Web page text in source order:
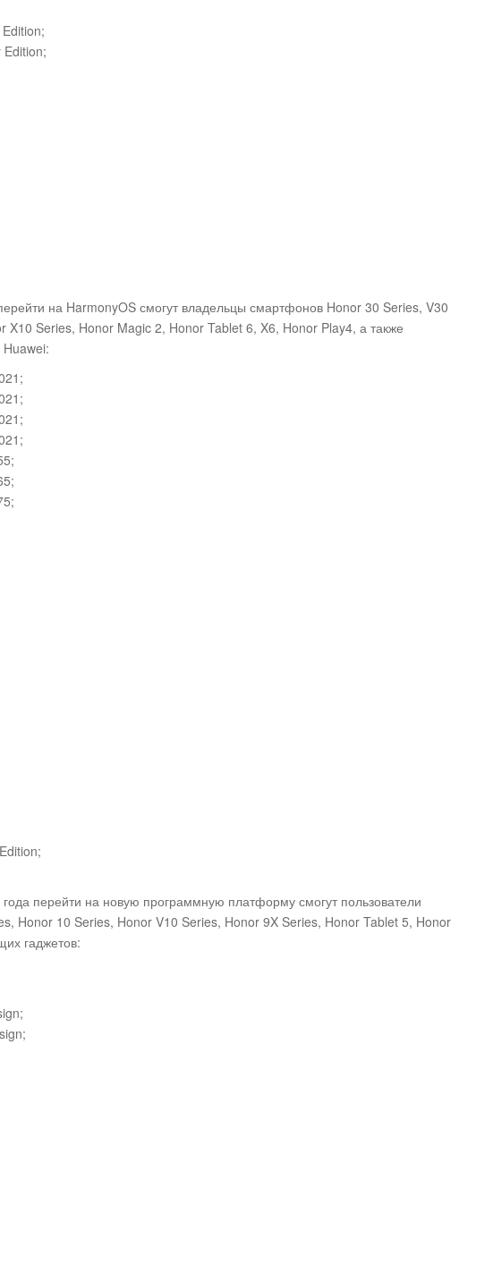
Edition;
на HarmonyOS смогут владельцы смартфонов Honor 30 Series, V30
X10 Series, Honor Magic 2, Honor Tablet 6, X6, Honor Play4, а также
перейти на новую программную платформу смогут пользователи
Honor 10 Series, Honor V10 Series, Honor 9X Series, Honor Tablet 5, Honor
гаджетов: